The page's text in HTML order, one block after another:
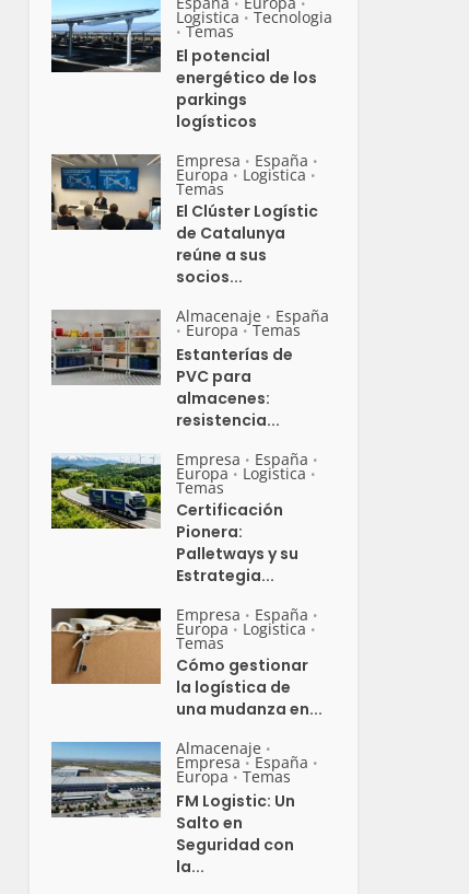
• •
Logistica • Tecnologia
• Temas
El potencial
energético de los
parkings
logísticos
Empresa • España •
Europa • Logistica •
Temas
El Clúster Logístic
de Catalunya
reúne a sus
socios...
Almacenaje • España
• Europa • Temas
Estanterías de
PVC para
almacenes:
resistencia...
Empresa • España •
Europa • Logistica •
Temas
Certificación
Pionera:
Palletways y su
Estrategia...
Empresa • España •
Europa • Logistica •
Temas
Cómo gestionar
la logística de
una mudanza en...
Almacenaje •
Empresa • España •
Europa • Temas
FM Logistic: Un
Salto en
Seguridad con
la...